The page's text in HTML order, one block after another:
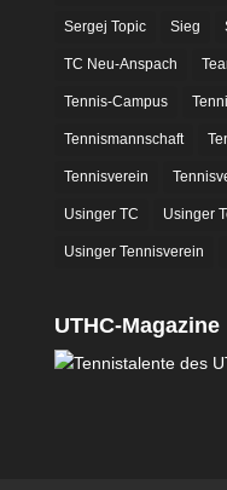
Sergej Topic Sieg
TC Neu-Anspach
Tennis-Campus
Tennismannschaft
Tennisverein
Usinger TC Usinger
Usinger Tennisverein
UTHC-Magazine